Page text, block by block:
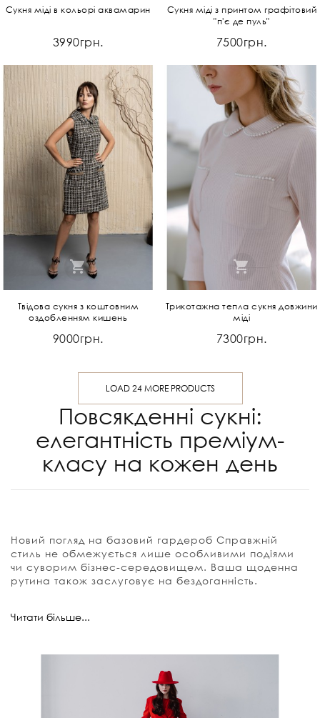
Сукня міді в кольорі аквамарин
3990грн.
Сукня міді з принтом графітовий
"п'є де пуль"
7500грн.
Твідова сукня з коштовним
оздобленням кишень
9000грн.
Трикотажна тепла сукня довжини
міді
7300грн.
LOAD 24 MORE PRODUCTS
Повсякденні сукні:
елегантність преміум-
класу на кожен день
Новий погляд на базовий гардероб Справжній
стиль не обмежується лише особливими подіями
чи суворим бізнес-середовищем. Ваша щоденна
рутина також заслуговує на бездоганність.
У цій категорії бренду Nai Lu-na by Anastasiia Ivanova
виглядати статусно навіть у найзвичайніший день.
Смарт-кежуал: ідеальна сукня на
Читати більше...